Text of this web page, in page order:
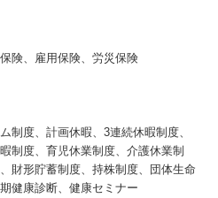
険、雇用保険、労災保険
制度、計画休暇、3連続休暇制度、
制度、育児休業制度、介護休業制
財形貯蓄制度、持株制度、団体生命
健康診断、健康セミナー